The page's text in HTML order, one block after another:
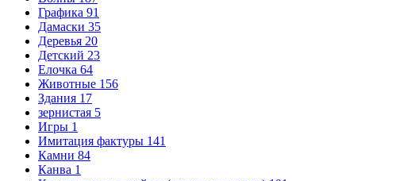
Графика 91
Дамаски 35
Деревья 20
Детский 23
Елочка 64
Животные 156
Здания 17
зернистая 5
Игры 1
Имитация фактуры 141
Камни 84
Канва 1